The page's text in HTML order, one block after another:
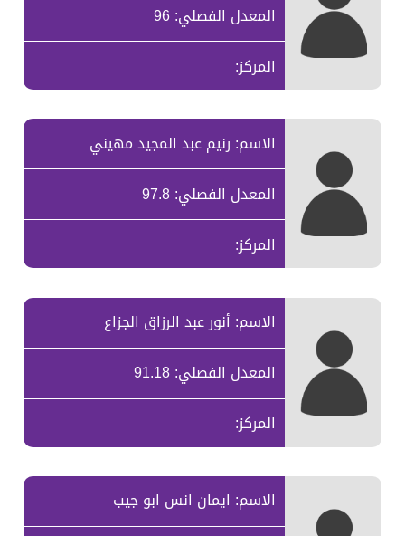
المعدل الفصلي: 96
المركز:
الاسم: رنيم عبد المجيد مهيني
المعدل الفصلي: 97.8
المركز:
الاسم: أنور عبد الرزاق الجزاع
المعدل الفصلي: 91.18
المركز:
الاسم: ايمان انس ابو جيب